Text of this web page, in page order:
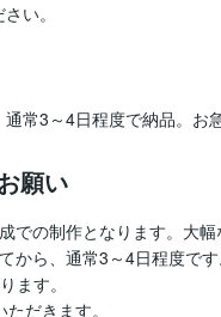
い。
願い
での制作となります。大
から、通常3～4日程度で
ます。
だきます。